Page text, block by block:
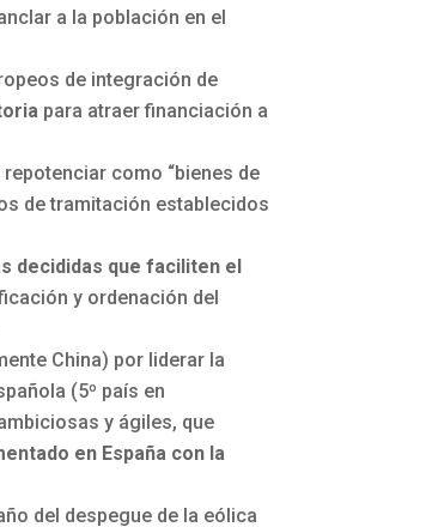
a la población en el
de integración de
para atraer financiación a
como “bienes de
de tramitación establecidos
decididas que faciliten el
y ordenación del
China) por liderar la
(5º país en
y ágiles, que
en España con la
del despegue de la eólica